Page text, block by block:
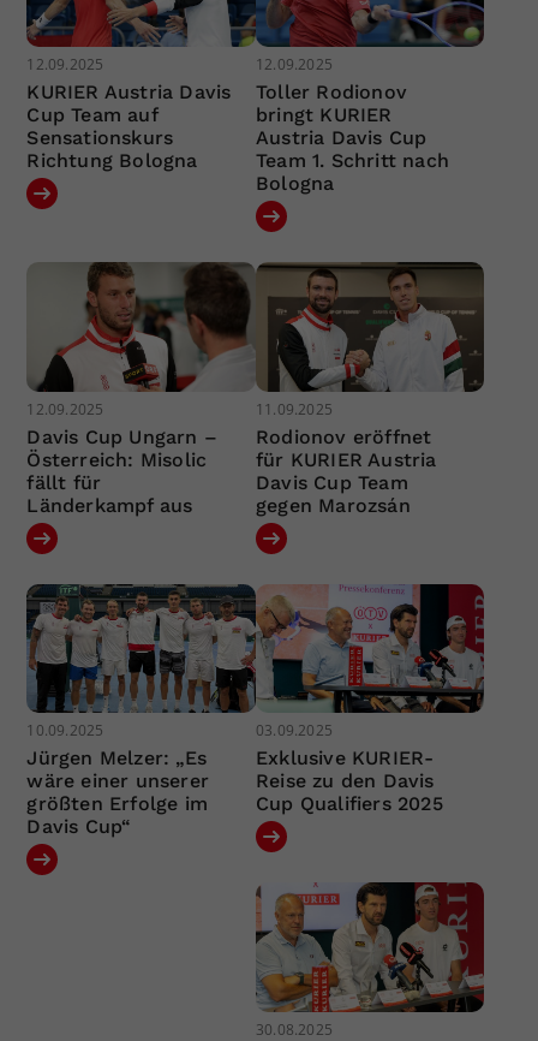
12.09.2025
KURIER Austria Davis
Cup Team auf
Sensationskurs
Richtung Bologna
12.09.2025
Toller Rodionov
bringt KURIER
Austria Davis Cup
Team 1. Schritt nach
Bologna
12.09.2025
Davis Cup Ungarn –
Österreich: Misolic
fällt für
Länderkampf aus
11.09.2025
Rodionov eröffnet
für KURIER Austria
Davis Cup Team
gegen Marozsán
10.09.2025
Jürgen Melzer: „Es
wäre einer unserer
größten Erfolge im
Davis Cup“
03.09.2025
Exklusive KURIER-
Reise zu den Davis
Cup Qualifiers 2025
30.08.2025